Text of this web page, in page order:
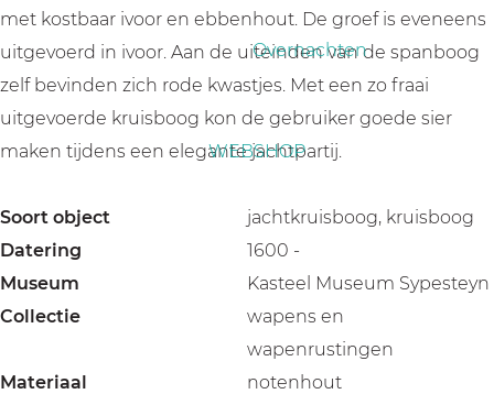
Overnachten
WEBSHOP
met kostbaar ivoor en ebbenhout. De groef is eveneens
uitgevoerd in ivoor. Aan de uiteinden van de spanboog
zelf bevinden zich rode kwastjes. Met een zo fraai
uitgevoerde kruisboog kon de gebruiker goede sier
maken tijdens een elegante jachtpartij.
Soort object
jachtkruisboog, kruisboog
Datering
1600 -
Museum
Kasteel Museum Sypesteyn
Collectie
wapens en
wapenrustingen
Materiaal
notenhout